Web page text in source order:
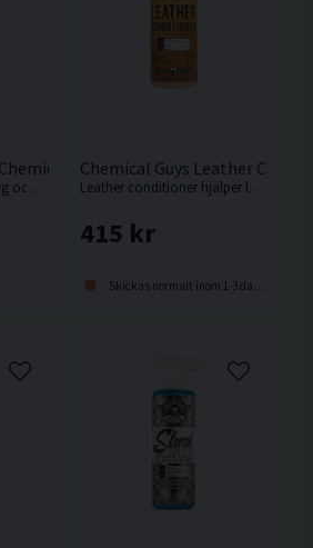
Guys Hydrothread Ceramic
Hydrothread skyddar tyg och klädsel med keramiska superkrafter mot smuts och spill i upp till 1 år!
Chemical Guys Leather
Leather conditioner hjälper lädret att återfå eller behålla sin lyxiga mjuka känsla under lång tid.
415 kr
Skickas normalt inom 1-3 dagar